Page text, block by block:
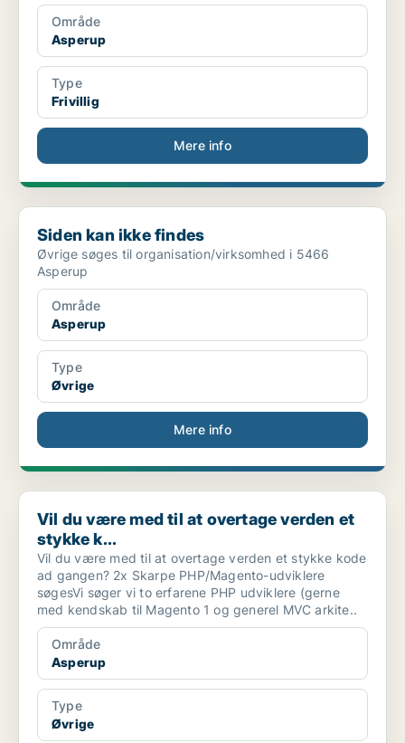
Område
Asperup
Type
Frivillig
Mere info
Siden kan ikke findes
Siden kan ikke findes
Øvrige søges til organisation/virksomhed i 5466
Asperup
Område
Asperup
Type
Øvrige
Mere info
Vil du være med til at overtage verden et stykke k...
Vil du være med til at overtage verden et
stykke k...
Vil du være med til at overtage verden et stykke kode
ad gangen? 2x Skarpe PHP/Magento-udviklere
søgesVi søger vi to erfarene PHP udviklere (gerne
med kendskab til Magento 1 og generel MVC arkite..
Område
Asperup
Type
Øvrige